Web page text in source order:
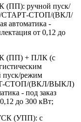
ручной пуск/
СТАРТ-СТОП/(ВКЛ/
автоматика -
от 0,12 до
(ПП) + ПЛК (с
пуск/режим
СТОП/(ВКЛ/ВЫКЛ)
- под заказ
до 300 кВт;
(УПП): с